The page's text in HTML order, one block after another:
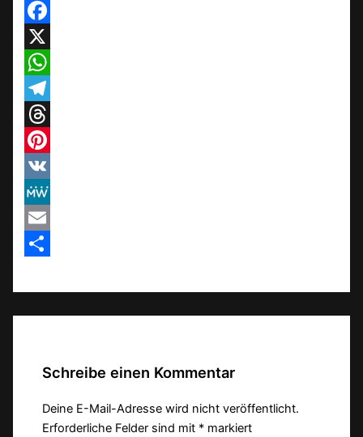
Facebook
X
WhatsApp
Telegram
Threads
Pinterest
VK
MeWe
Email
Schreibe einen Kommentar
Deine E-Mail-Adresse wird nicht veröffentlicht.
Erforderliche Felder sind mit * markiert